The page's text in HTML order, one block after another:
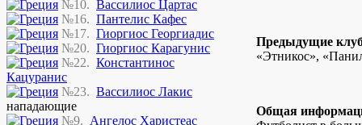
№10. Вассилиос Цартас
№16. Пантелис Кафес
№17. Гиоргиос Георгиадис
№20. Гиоргиос Карагунис
№22. Константинос
Кацуранис
№23. Вассилиос Лакис
нападающие
№9. Ангелос Харистеас
Предыдущие
«Этникос»,
Общая